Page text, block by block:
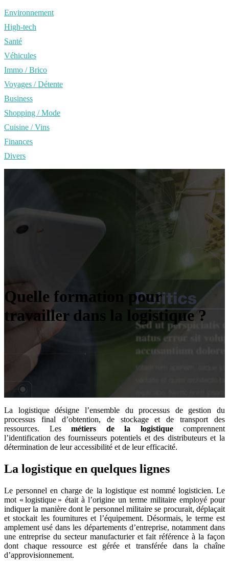
Environnement
High-tech
Santé
Véhicules
Immo / Brico
Voyages / Détente
Business
Shopping / Mode
Cuisine / Vins
Finances
Divers
Quelle formation pour
travailler dans la logistique ?
La logistique désigne l’ensemble du processus de gestion du
processus final d’obtention, de stockage et de transport des
ressources. Les métiers de la logistiquecomprennent
l’identification des fournisseurs potentiels et des distributeurs et la
détermination de leur accessibilité et de leur efficacité.
La logistique en quelques lignes
Le personnel en charge de la logistique est nommé logisticien. Le
mot « logistique » était à l’origine un terme militaire employé pour
indiquer la manière dont le personnel militaire se procurait, déplaçait
et stockait les fournitures et l’équipement. Désormais, le terme est
amplement usé dans les départements d’entreprise, notamment dans
une entreprise du secteur manufacturier et fait référence à la façon
dont chaque ressource est gérée et transférée dans la chaîne
d’approvisionnement.